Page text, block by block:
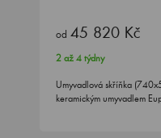
od 45 820 Kč
2 až 4 týdny
Umyvadlová skříňka
keramickým umyvadlem